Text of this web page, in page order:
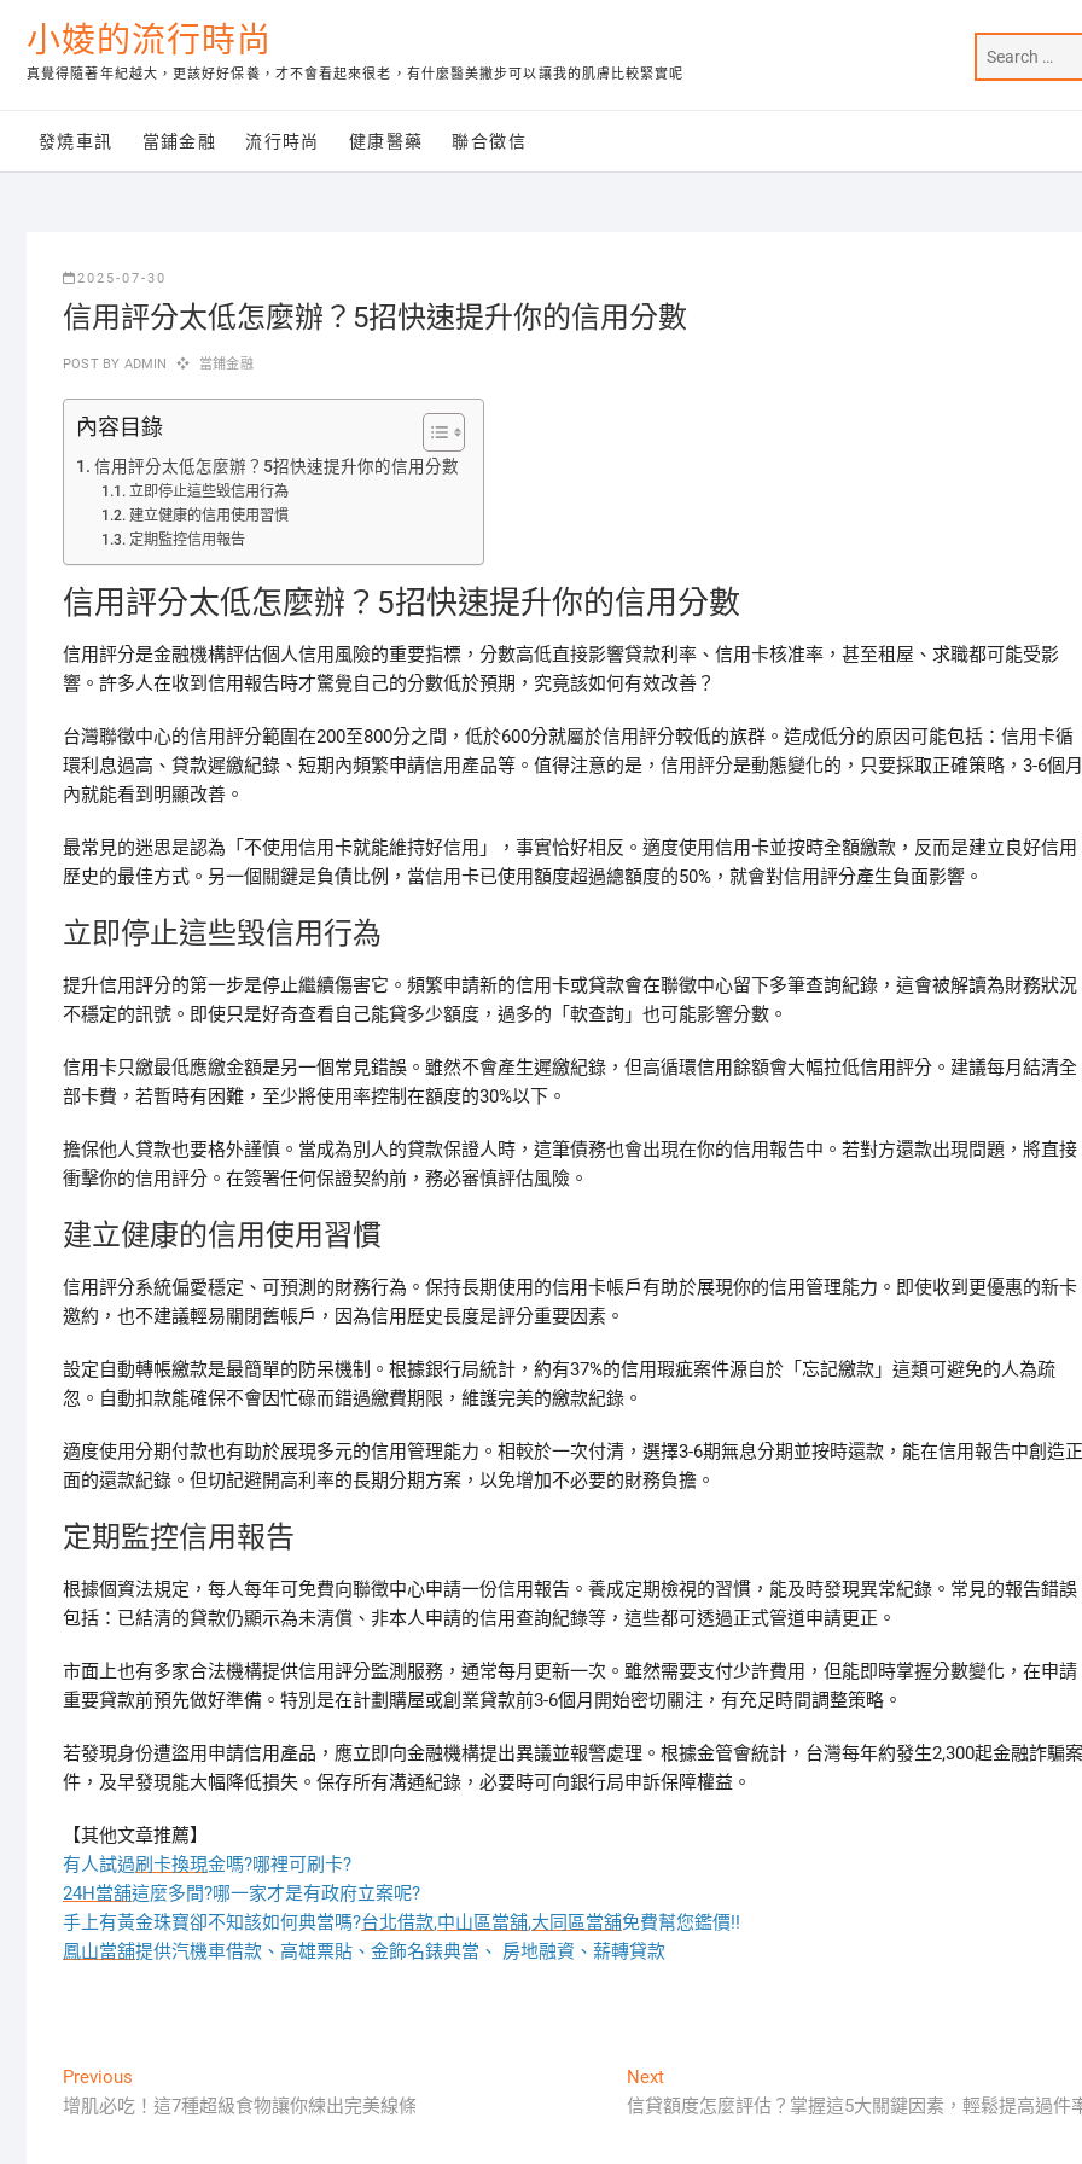
content
小婈的流行時尚
真覺得隨著年紀越大，更該好好保養，才不會看起來很老，有什麼醫美撇步可以讓我的肌膚比較緊實呢
發燒車訊 當鋪金融 流行時尚 健康醫藥 聯合徵信
2025-07-30
信用評分太低怎麼辦？5招快速提升你的信用分數
POST BY ADMIN 當鋪金融
內容目錄
信用評分太低怎麼辦？5招快速提升你的信用分數
立即停止這些毀信用行為
建立健康的信用使用習慣
定期監控信用報告
信用評分太低怎麼辦？5招快速提升你的信用分數
信用評分是金融機構評估個人信用風險的重要指標，分數高低直接影響貸款利率、信用卡核准率，甚至租屋、求職都可能受影
響。許多人在收到信用報告時才驚覺自己的分數低於預期，究竟該如何有效改善？
台灣聯徵中心的信用評分範圍在200至800分之間，低於600分就屬於信用評分較低的族群。造成低分的原因可能包括：信用卡循
環利息過高、貸款遲繳紀錄、短期內頻繁申請信用產品等。值得注意的是，信用評分是動態變化的，只要採取正確策略，3-6個月
內就能看到明顯改善。
最常見的迷思是認為「不使用信用卡就能維持好信用」，事實恰好相反。適度使用信用卡並按時全額繳款，反而是建立良好信用
歷史的最佳方式。另一個關鍵是負債比例，當信用卡已使用額度超過總額度的50%，就會對信用評分產生負面影響。
立即停止這些毀信用行為
提升信用評分的第一步是停止繼續傷害它。頻繁申請新的信用卡或貸款會在聯徵中心留下多筆查詢紀錄，這會被解讀為財務狀況
不穩定的訊號。即使只是好奇查看自己能貸多少額度，過多的「軟查詢」也可能影響分數。
信用卡只繳最低應繳金額是另一個常見錯誤。雖然不會產生遲繳紀錄，但高循環信用餘額會大幅拉低信用評分。建議每月結清全
部卡費，若暫時有困難，至少將使用率控制在額度的30%以下。
擔保他人貸款也要格外謹慎。當成為別人的貸款保證人時，這筆債務也會出現在你的信用報告中。若對方還款出現問題，將直接
衝擊你的信用評分。在簽署任何保證契約前，務必審慎評估風險。
建立健康的信用使用習慣
信用評分系統偏愛穩定、可預測的財務行為。保持長期使用的信用卡帳戶有助於展現你的信用管理能力。即使收到更優惠的新卡
邀約，也不建議輕易關閉舊帳戶，因為信用歷史長度是評分重要因素。
設定自動轉帳繳款是最簡單的防呆機制。根據銀行局統計，約有37%的信用瑕疵案件源自於「忘記繳款」這類可避免的人為疏
忽。自動扣款能確保不會因忙碌而錯過繳費期限，維護完美的繳款紀錄。
適度使用分期付款也有助於展現多元的信用管理能力。相較於一次付清，選擇3-6期無息分期並按時還款，能在信用報告中創造正
面的還款紀錄。但切記避開高利率的長期分期方案，以免增加不必要的財務負擔。
定期監控信用報告
根據個資法規定，每人每年可免費向聯徵中心申請一份信用報告。養成定期檢視的習慣，能及時發現異常紀錄。常見的報告錯誤
包括：已結清的貸款仍顯示為未清償、非本人申請的信用查詢紀錄等，這些都可透過正式管道申請更正。
市面上也有多家合法機構提供信用評分監測服務，通常每月更新一次。雖然需要支付少許費用，但能即時掌握分數變化，在申請
重要貸款前預先做好準備。特別是在計劃購屋或創業貸款前3-6個月開始密切關注，有充足時間調整策略。
若發現身份遭盜用申請信用產品，應立即向金融機構提出異議並報警處理。根據金管會統計，台灣每年約發生2,300起金融詐騙案
件，及早發現能大幅降低損失。保存所有溝通紀錄，必要時可向銀行局申訴保障權益。
【其他文章推薦】
有人試過刷卡換現金嗎?哪裡可刷卡?
24H當舖這麼多間?哪一家才是有政府立案呢?
手上有黃金珠寶卻不知該如何典當嗎?台北借款,中山區當舖,大同區當舖免費幫您鑑價!!
鳳山當舖提供汽機車借款、高雄票貼、金飾名錶典當、 房地融資、薪轉貸款
文
章
Previous
post:
增肌必吃！這7種超級食物讓你練出完美線條
NextNext
post:
信貸額度怎麼評估？掌握這5大關鍵因素，輕鬆提高過件